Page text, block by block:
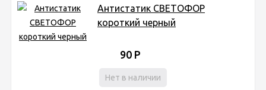
Антистатик СВЕТОФОР
короткий черный
90 Р
Нет в наличии